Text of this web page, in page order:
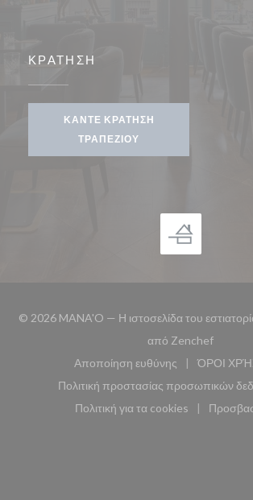
ΚΡΆΤΗΣΗ
ΚΆΝΤΕ ΚΡΆΤΗΣΗ
ΤΡΑΠΕΖΙΟΎ
© 2026 MANA'O — Η ιστοσελίδα του
από Zenchef
Αποποίηση ευθύνης
((ανοίγει σε νέο
ΌΡΟΙ
Πολιτική προστασίας προσωπικών
((ανοίγει σε
Πολιτική για τα cookies
((ανοίγει σε νέο